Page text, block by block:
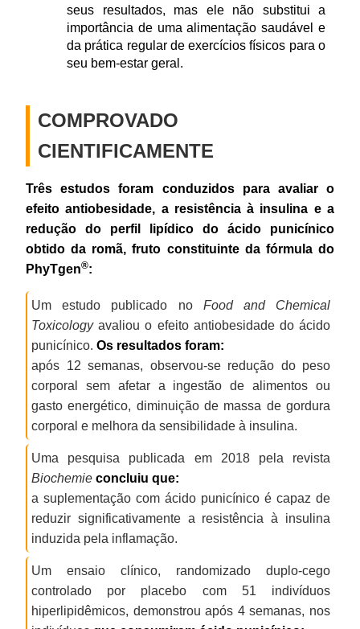
seus resultados, mas ele não substitui a
importância de uma alimentação saudável e
da prática regular de exercícios físicos para o
seu bem-estar geral.
COMPROVADO
CIENTIFICAMENTE
Três estudos foram conduzidos para avaliar o
efeito antiobesidade, a resistência à insulina e a
redução do perfil lipídico do ácido punicínico
obtido da romã, fruto constituinte da fórmula do
PhyTgen®:
Um estudo publicado no Food and Chemical
Toxicologyavaliou o efeito antiobesidade do ácido
punicínico. Os resultados foram:
após 12 semanas, observou-se redução do peso
corporal sem afetar a ingestão de alimentos ou
gasto energético, diminuição de massa de gordura
corporal e melhora da sensibilidade à insulina.
Uma pesquisa publicada em 2018 pela revista
Biochemie concluiu que:
a suplementação com ácido punicínico é capaz de
reduzir significativamente a resistência à insulina
induzida pela inflamação.
Um ensaio clínico, randomizado duplo-cego
controlado por placebo com 51 indivíduos
hiperlipidêmicos, demonstrou após 4 semanas, nos